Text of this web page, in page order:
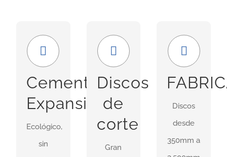
Cemento
Expansivo
Ecológico,
sin
Económico
y
seguro
en
demoliciones
donde
Discos
de
corte
Gran
Amplia
gama
Nuestra
incluye
discos
para
Discos
desde
350mm a
GRAN
FORMATO
En
instalaciones
idsponemos
de